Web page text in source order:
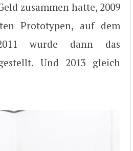
zusammen hatte, 2009
Prototypen, auf dem
wurde dann das
Und 2013 gleich